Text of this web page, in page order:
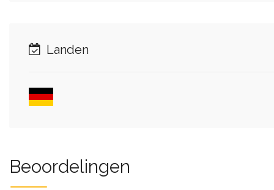
Landen
Beoordelingen